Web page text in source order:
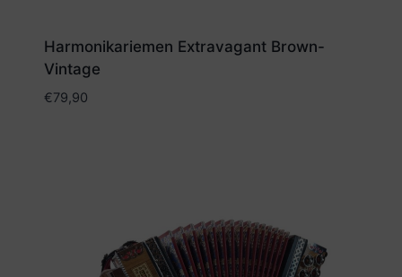
Harmonikariemen Extravagant Brown-
Vintage
€79,90